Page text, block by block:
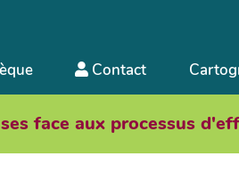
Contact
face aux processus